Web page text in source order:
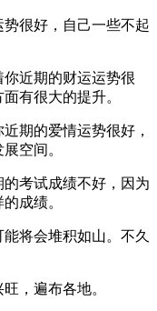
很好，自己一些不起
近期的财运运势很
有很大的提升。
期的爱情运势很好，
空间。
考试成绩不好，因为
成绩。
将会堆积如山。不久
，遍布各地。